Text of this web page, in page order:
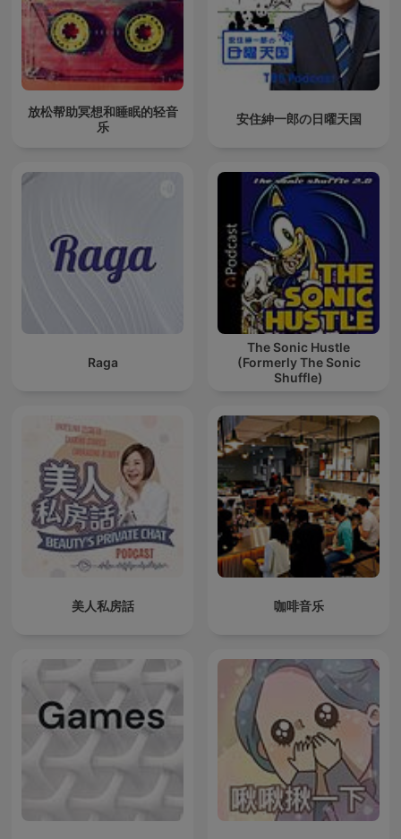
放松帮助冥想和睡眠的轻音
乐
安住紳一郎の日曜天国
Raga
The Sonic Hustle
(Formerly The Sonic
Shuffle)
美人私房話 咖啡音乐